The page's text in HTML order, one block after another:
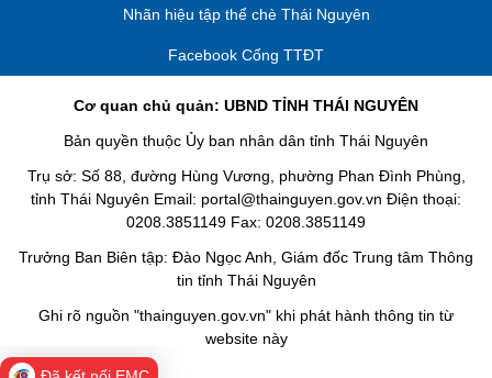
Nhãn hiệu tập thể chè Thái Nguyên
Facebook Cổng TTĐT
Cơ quan chủ quản: UBND TỈNH THÁI NGUYÊN
Bản quyền thuộc Ủy ban nhân dân tỉnh Thái Nguyên
Trụ sở: Số 88, đường Hùng Vương, phường Phan Đình Phùng,
tỉnh Thái Nguyên Email: portal@thainguyen.gov.vn Điện thoại:
0208.3851149 Fax: 0208.3851149
Trưởng Ban Biên tập: Đào Ngọc Anh, Giám đốc Trung tâm Thông
tin tỉnh Thái Nguyên
Ghi rõ nguồn "thainguyen.gov.vn" khi phát hành thông tin từ
website này